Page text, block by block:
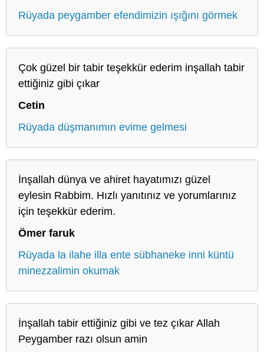
Rüyada peygamber efendimizin ışığını görmek
Çok güzel bir tabir teşekkür ederim inşallah tabir
ettiğiniz gibi çıkar
Cetin
Rüyada düşmanımın evime gelmesi
İnşallah dünya ve ahiret hayatımızı güzel
eylesin Rabbim. Hızlı yanıtınız ve yorumlarınız
için teşekkür ederim.
Ömer faruk
Rüyada la ilahe illa ente sübhaneke inni küntü
minezzalimin okumak
İnşallah tabir ettiğiniz gibi ve tez çıkar Allah
Peygamber razı olsun amin